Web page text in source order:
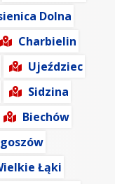
Dolna
Charbielin
Ujeździec
Sidzina
Biechów
Łąki